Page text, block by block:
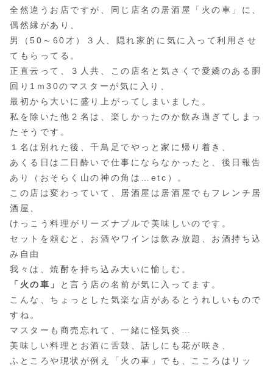
全然違うお店ですが、同じ店名の居酒屋「火の車」に、
偶然縁があり、
男（50～60才）３人、隠れ家的に気に入って利用させ
てもらってる。
正直云って、３人共、この店名と気さくで愛嬌のある胴
回り1ｍ30のマスターが気に入り、
最初から大いに盛り上がってしまいました。
私を除いた他２名は、楽しかったのか飲み過ぎてしまっ
たそうです。
１名は別れた後、千鳥足でやっと家に帰り着き、
あくる日は二日酔いで仕事にならなかったと、後日報告
あり（おそらく山の神の角は…etc）。
この店は変わっていて、居酒屋は居酒屋でもフレンチ居
酒屋、
けっこう料理がリーズナブルで美味しいのです。
セットを頼むと、お酒やワインは飲み放題、お酒持ち込
み自由
我々は、焼酎を持ち込み大いに愉しむ。
「火の車」
と言う店の名前が気に入ってます。
こんな、ちょっとした気楽な店があるとうれしいもので
すね。
マスターも商売忘れて、一緒に怪気炎…
美味しい料理とお酒に舌鼓、話しにも花が咲き、
ふところや現状が例え「火の車」でも、こころはリッ